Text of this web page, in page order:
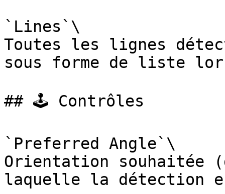
`Lines`\
Toutes les lignes
sous forme de liste
## 🕹️ Contrôles
`Preferred Angle`\
Orientation souhaitée
laquelle la détection